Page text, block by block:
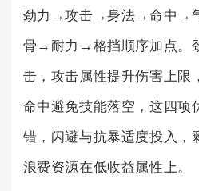
劲力→攻击→身法→命中→
骨→耐力→格挡顺序加点。
击，攻击属性提升伤害上限
命中避免技能落空，这四项
错，闪避与抗暴适度投入，
浪费资源在低收益属性上。